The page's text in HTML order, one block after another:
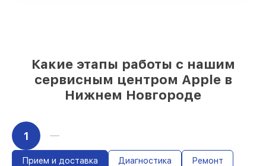
Какие этапы работы с нашим
сервисным центром Apple в
Нижнем Новгороде
1
Прием и доставка Диагностика Ремонт